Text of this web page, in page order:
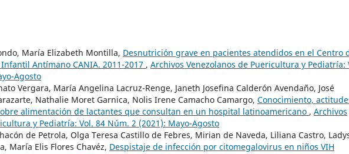
María Elizabeth Montilla, Desnutrición grave en pacientes atendidos en el Centro
Antímano CANIA. 2011-2017 , Archivos Venezolanos de Puericultura y Pediatría:
Agosto
Vergara, María Angelina Lacruz-Renge, Janeth Josefina Calderón Avendaño, José
Nathalie Moret Garnica, Nolis Irene Camacho Camargo, Conocimiento,
alimentación de lactantes que consultan en un hospital latinoamericano , Archivos
y Pediatría: Vol. 84 Núm. 2 (2021): Mayo-Agosto
de Petrola, Olga Teresa Castillo de Febres, Mirian de Naveda, Liliana Castro,
María Elis Flores Chavéz, Despistaje de infección por citomegalovirus en niños VIH